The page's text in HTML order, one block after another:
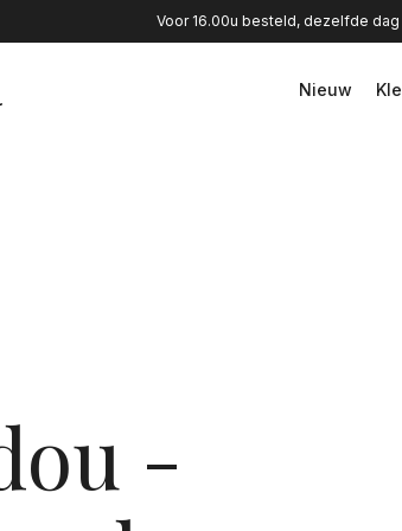
Voor 16.00u besteld, dezelfde dag
Nieuw
-